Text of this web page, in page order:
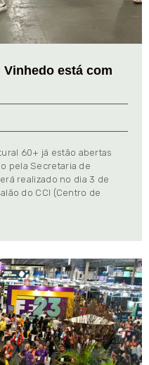
Vinhedo está com
60+ já estão abertas
pela Secretaria de
realizado no dia 3 de
do CCI (Centro de